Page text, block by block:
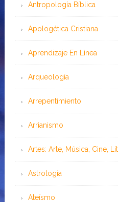
Antropología Bíblica
Apologética Cristiana
Aprendizaje En Línea
Arqueología
Arrepentimiento
Arrianismo
Artes: Arte, Música, Cine,
Astrología
Ateísmo